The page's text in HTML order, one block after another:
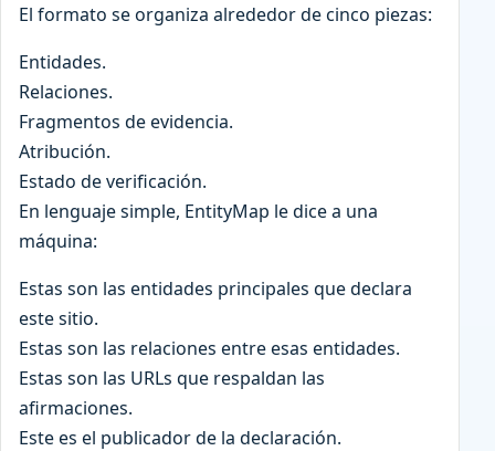
El formato se organiza alrededor de cinco piezas:
Entidades.
Relaciones.
Fragmentos de evidencia.
Atribución.
Estado de verificación.
En lenguaje simple, EntityMap le dice a una
máquina:
Estas son las entidades principales que declara
este sitio.
Estas son las relaciones entre esas entidades.
Estas son las URLs que respaldan las
afirmaciones.
Este es el publicador de la declaración.